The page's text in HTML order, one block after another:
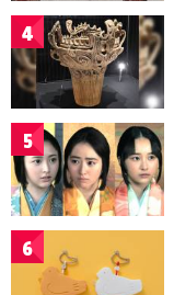
4
5
6